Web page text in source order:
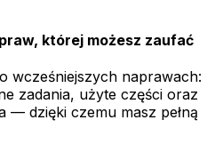
której możesz zaufać
wcześniejszych naprawach:
zadania, użyte części oraz
— dzięki czemu masz pełną